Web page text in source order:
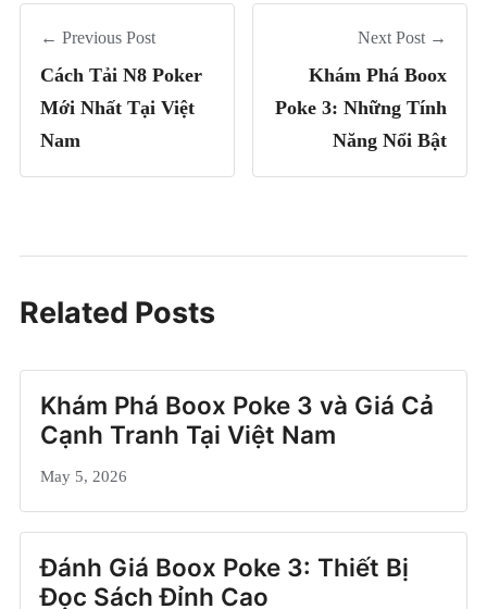
← Previous Post
Cách Tải N8 Poker
Mới Nhất Tại Việt
Nam
Next Post →
Khám Phá Boox
Poke 3: Những Tính
Năng Nổi Bật
Related Posts
Khám Phá Boox Poke 3 và Giá Cả
Cạnh Tranh Tại Việt Nam
May 5, 2026
Đánh Giá Boox Poke 3: Thiết Bị
Đọc Sách Đỉnh Cao